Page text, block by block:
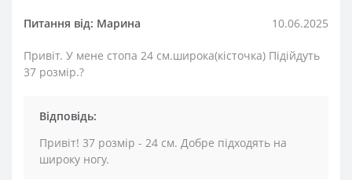
Питання від: Марина 10.06.2025
Привіт. У мене стопа 24 см.широка(кісточка) Підійдуть
37 розмір.?
Відповідь:
Привіт! 37 розмір - 24 см. Добре підходять на
широку ногу.